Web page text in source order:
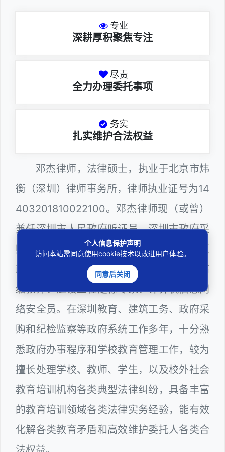
专业
深耕厚积聚焦专注
尽责
全力办理委托事项
务实
扎实维护合法权益
邓杰律师，法律硕士，执业于北京市炜
衡（深圳）律师事务所，律师执业证号为14
403201810022100。邓杰律师现（或曾）
兼任深圳市人民政府听证员、深圳市政府采
购评审专家（法律类），曾担任深圳市某区
政府部门公职律师、深圳市某区公办学校高
级教师、建设工程定标专家、计算机信息网
络安全员。在深圳教育、建筑工务、政府采
购和纪检监察等政府系统工作多年，十分熟
悉政府办事程序和学校教育管理工作，较为
擅长处理学校、教师、学生，以及校外社会
教育培训机构各类典型法律纠纷，具备丰富
的教育培训领域各类法律实务经验，能有效
化解各类教育矛盾和高效维护委托人各类合
个人信息保护声明
访问本站需同意使用cookie技术以改进用户体验。
同意后关闭